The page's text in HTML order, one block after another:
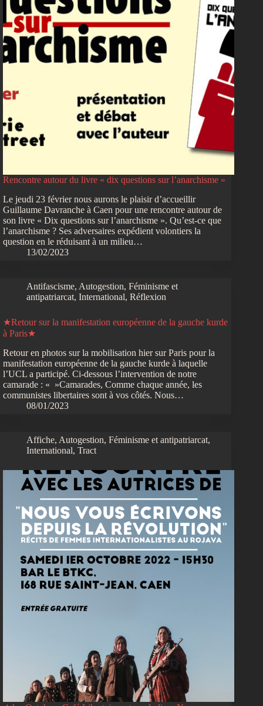
Rencontre autour du livre « dix questions sur l’anarchisme »
Le jeudi 23 février nous aurons le plaisir d’accueillir
Guillaume Davranche à Caen pour une rencontre autour de
son livre « Dix questions sur l’anarchisme ». Qu’est-ce que
l’anarchisme ? Ses adversaires expédient volontiers la
question en le réduisant à un milieu…
13/02/2023
Antifascisme, Autogestion, Féminisme et
antipatriarcat, International, Réflexion
★Retour sur la manifestation européenne de la gauche kurde
à Paris★
Retour en photos sur la mobilisation hier sur Paris pour la
manifestation européenne de la gauche kurde à laquelle
l’UCL a participé. Ci-dessous l’intervention de notre
camarade : « »Camarades, Comme chaque année, les
communistes libertaires sont à vos côtés. Nous…
08/01/2023
Affiche, Autogestion, Féminisme et antipatriarcat,
International, Tract